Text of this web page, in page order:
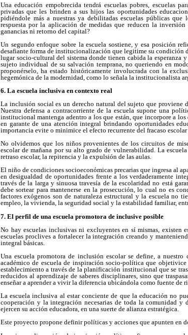
Una educación empobrecida tendrá escuelas pobres, escuelas
privadas que les brinden a sus hijos las oportunidades
pidiéndole más a nuestras ya debilitadas escuelas públicas
respuesta por la aplicación de medidas que reducen la
ganancias ni retorno del capital?
Un segundo enfoque sobre la escuela sostiene, y esa posición
desafiante forma de institucionalización que legitime su condición
lugar socio-cultural del sistema donde tienen cabida la
sujeto individual de su salvación temprana, no queriendo en
proponérselo, ha estado históricamente involucrada con la
hegemónica de la modernidad, como lo señala la institucionalista
6. La escuela inclusiva en contexto real
La inclusión social es un derecho natural del sujeto que proviene
Nuestra defensa a contracorriente de la escuela supone una
institucional mantenga adentro a los que están, que incorpore a
en garante de una atención integral brindando oportunidades
importancia evite o minimice el efecto recurrente del fracaso
No olvidemos que los niños provenientes de los circuitos de
escolar de mañana por su alto grado de vulnerabilidad. La
retraso escolar, la repitencia y la expulsión de las aulas.
El niño de condiciones socioeconómicas precarias que ingresa al
en desigualdad de oportunidades frente a los verdaderamente
través de la larga y sinuosa travesía de la escolaridad no está
debe sortear para mantenerse en la prosecución, lo cual no es
factores exógenos son de naturaleza estructural y la escuela no
empleo, la vivienda, la seguridad social y la estabilidad familiar,
7. El perfil de una escuela promotora de inclusive posible
No hay escuelas inclusivas ni excluyentes en sí mismas, existen
escuelas proclives a fortalecer la integración creando y
integral básicas.
Una escuela promotora de inclusión escolar se define, a
académico de escuela de inspiración socio-política que
establecimiento a través de la planificación institucional que se
reducidos al aprendizaje de saberes disciplinares, sino que
enseñar a aprender a vivir la diferencia ubicándola como fuente de
La escuela inclusiva al estar conciente de que la educación no
cooperación y la integración necesarias de toda la comunidad y
ejercen su acción educadora, en una suerte de alianza estratégica.
Este proyecto propone definir políticas y acciones que apunten en